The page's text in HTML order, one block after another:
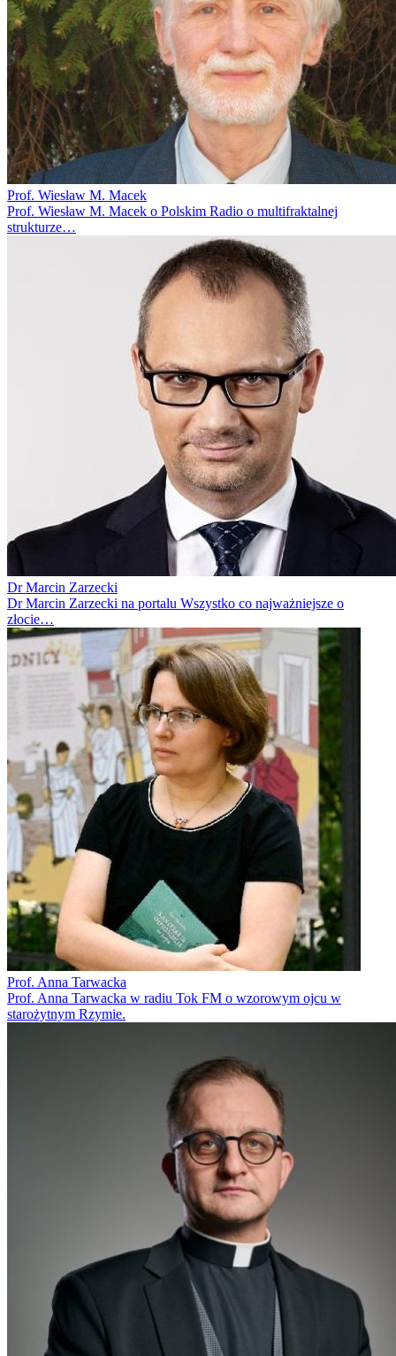
Prof. Wiesław M. Macek
Prof. Wiesław M. Macek o Polskim Radio o multifraktalnej
strukturze…
Dr Marcin Zarzecki
Dr Marcin Zarzecki na portalu Wszystko co najważniejsze o
złocie…
Prof. Anna Tarwacka
Prof. Anna Tarwacka w radiu Tok FM o wzorowym ojcu w
starożytnym Rzymie.